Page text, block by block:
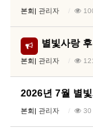
본회| 관리자
별빛사랑
본회| 관리자
2026년 7월 별
본회| 관리자 30